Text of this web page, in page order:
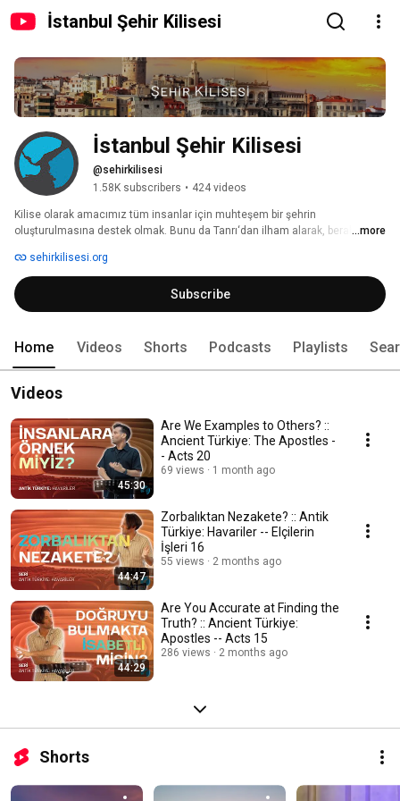
İstanbul Şehir Kilisesi
İstanbul Şehir Kilisesi
@sehirkilisesi
1.58K subscribers • 424 videos
Kilise olarak amacımız tüm insanlar için muhteşem bir şehrin
oluşturulmasına destek olmak. Bunu da Tanrı‘dan ilham alarak, beraberce
ederek başarmak istiyoruz. Burada değişik konular üzere olan
sohbetlerimizi izleyebilirsiniz.
...more
sehirkilisesi.org
Subscribe
Home Videos Shorts Podcasts Playlists
Videos
45:30
Are We Examples to Others? ::
Ancient Türkiye: The Apostles -
- Acts 20
69 views 1 month ago
44:47
Zorbalıktan Nezakete? :: Antik
Türkiye: Havariler -- Elçilerin
İşleri 16
55 views 2 months ago
44:29
Are You Accurate at Finding the
Truth? :: Ancient Türkiye:
Apostles -- Acts 15
286 views 2 months ago
Shorts